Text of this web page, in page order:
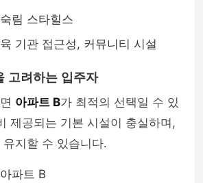
림 스타힐스
기관 접근성, 커뮤니티 시설
고려하는 입주자
아파트 B가 최적의 선택일 수 있
제공되는 기본 시설이 충실하며,
지할 수 있습니다.
파트 B